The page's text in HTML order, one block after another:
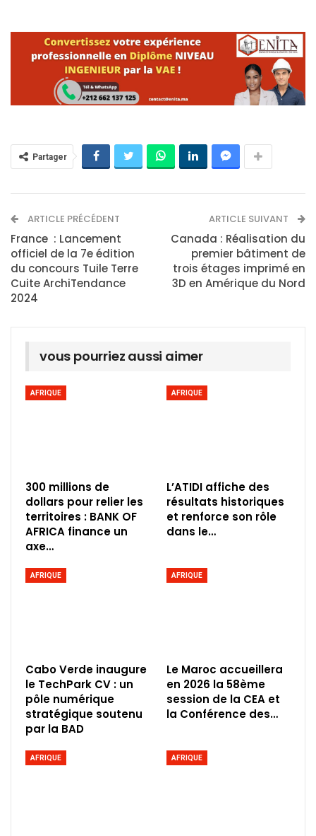
Partager
ARTICLE PRÉCÉDENT
France : Lancement
officiel de la 7e édition
du concours Tuile Terre
Cuite ArchiTendance
2024
ARTICLE SUIVANT
Canada : Réalisation du
premier bâtiment de
trois étages imprimé en
3D en Amérique du Nord
vous pourriez aussi aimer
AFRIQUE
300 millions de
dollars pour relier les
territoires : BANK OF
AFRICA finance un
axe…
AFRIQUE
L’ATIDI affiche des
résultats historiques
et renforce son rôle
dans le…
AFRIQUE
Cabo Verde inaugure
le TechPark CV : un
pôle numérique
stratégique soutenu
par la BAD
AFRIQUE
Le Maroc accueillera
en 2026 la 58ème
session de la CEA et
la Conférence des…
AFRIQUE AFRIQUE